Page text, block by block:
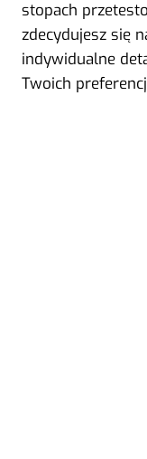
stopach
zdecydujesz się
indywidualne
Twoich